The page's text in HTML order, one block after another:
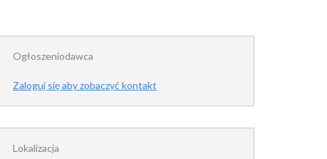
Ogłoszeniodawca
Zaloguj się aby zobaczyć kontakt
Lokalizacja